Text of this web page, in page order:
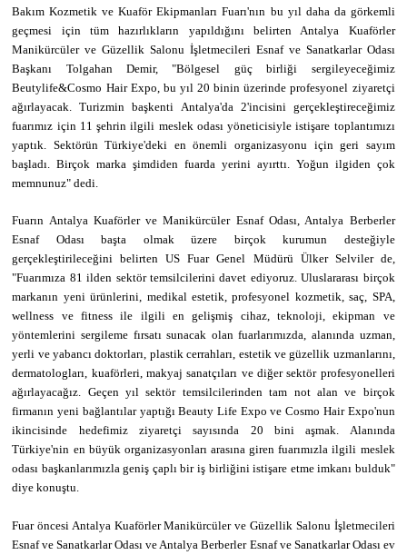
Bakım Kozmetik ve Kuaför Ekipmanları Fuarı'nın bu yıl daha da görkemli
geçmesi için tüm hazırlıkların yapıldığını belirten Antalya Kuaförler
Manikürcüler ve Güzellik Salonu İşletmecileri Esnaf ve Sanatkarlar Odası
Başkanı Tolgahan Demir, "Bölgesel güç birliği sergileyeceğimiz
Beutylife&Cosmo Hair Expo, bu yıl 20 binin üzerinde profesyonel ziyaretçi
ağırlayacak. Turizmin başkenti Antalya'da 2'incisini gerçekleştireceğimiz
fuarımız için 11 şehrin ilgili meslek odası yöneticisiyle istişare toplantımızı
yaptık. Sektörün Türkiye'deki en önemli organizasyonu için geri sayım
başladı. Birçok marka şimdiden fuarda yerini ayırttı. Yoğun ilgiden çok
memnunuz" dedi.
Fuarın Antalya Kuaförler ve Manikürcüler Esnaf Odası, Antalya Berberler
Esnaf Odası başta olmak üzere birçok kurumun desteğiyle
gerçekleştirileceğini belirten US Fuar Genel Müdürü Ülker Selviler de,
"Fuarımıza 81 ilden sektör temsilcilerini davet ediyoruz. Uluslararası birçok
markanın yeni ürünlerini, medikal estetik, profesyonel kozmetik, saç, SPA,
wellness ve fitness ile ilgili en gelişmiş cihaz, teknoloji, ekipman ve
yöntemlerini sergileme fırsatı sunacak olan fuarlarımızda, alanında uzman,
yerli ve yabancı doktorları, plastik cerrahları, estetik ve güzellik uzmanlarını,
dermatologları, kuaförleri, makyaj sanatçıları ve diğer sektör profesyonelleri
ağırlayacağız. Geçen yıl sektör temsilcilerinden tam not alan ve birçok
firmanın yeni bağlantılar yaptığı Beauty Life Expo ve Cosmo Hair Expo'nun
ikincisinde hedefimiz ziyaretçi sayısında 20 bini aşmak. Alanında
Türkiye'nin en büyük organizasyonları arasına giren fuarımızla ilgili meslek
odası başkanlarımızla geniş çaplı bir iş birliğini istişare etme imkanı bulduk"
diye konuştu.
Fuar öncesi Antalya Kuaförler Manikürcüler ve Güzellik Salonu İşletmecileri
Esnaf ve Sanatkarlar Odası ve Antalya Berberler Esnaf ve Sanatkarlar Odası ev